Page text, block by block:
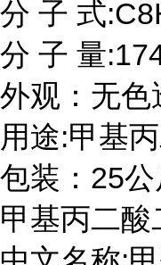
分 子 式
分 子 量
外观：无色
用途:甲基
包装：25
甲基丙二酸